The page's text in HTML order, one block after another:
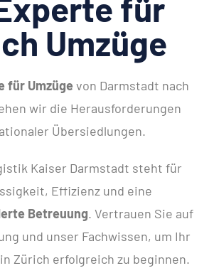
für
Umzüge
für Umzüge von Darmstadt nach
wir die Herausforderungen
Übersiedlungen.
Kaiser Darmstadt steht für
Effizienz und eine
Betreuung. Vertrauen Sie auf
und unser Fachwissen, um Ihr
Zürich erfolgreich zu beginnen.